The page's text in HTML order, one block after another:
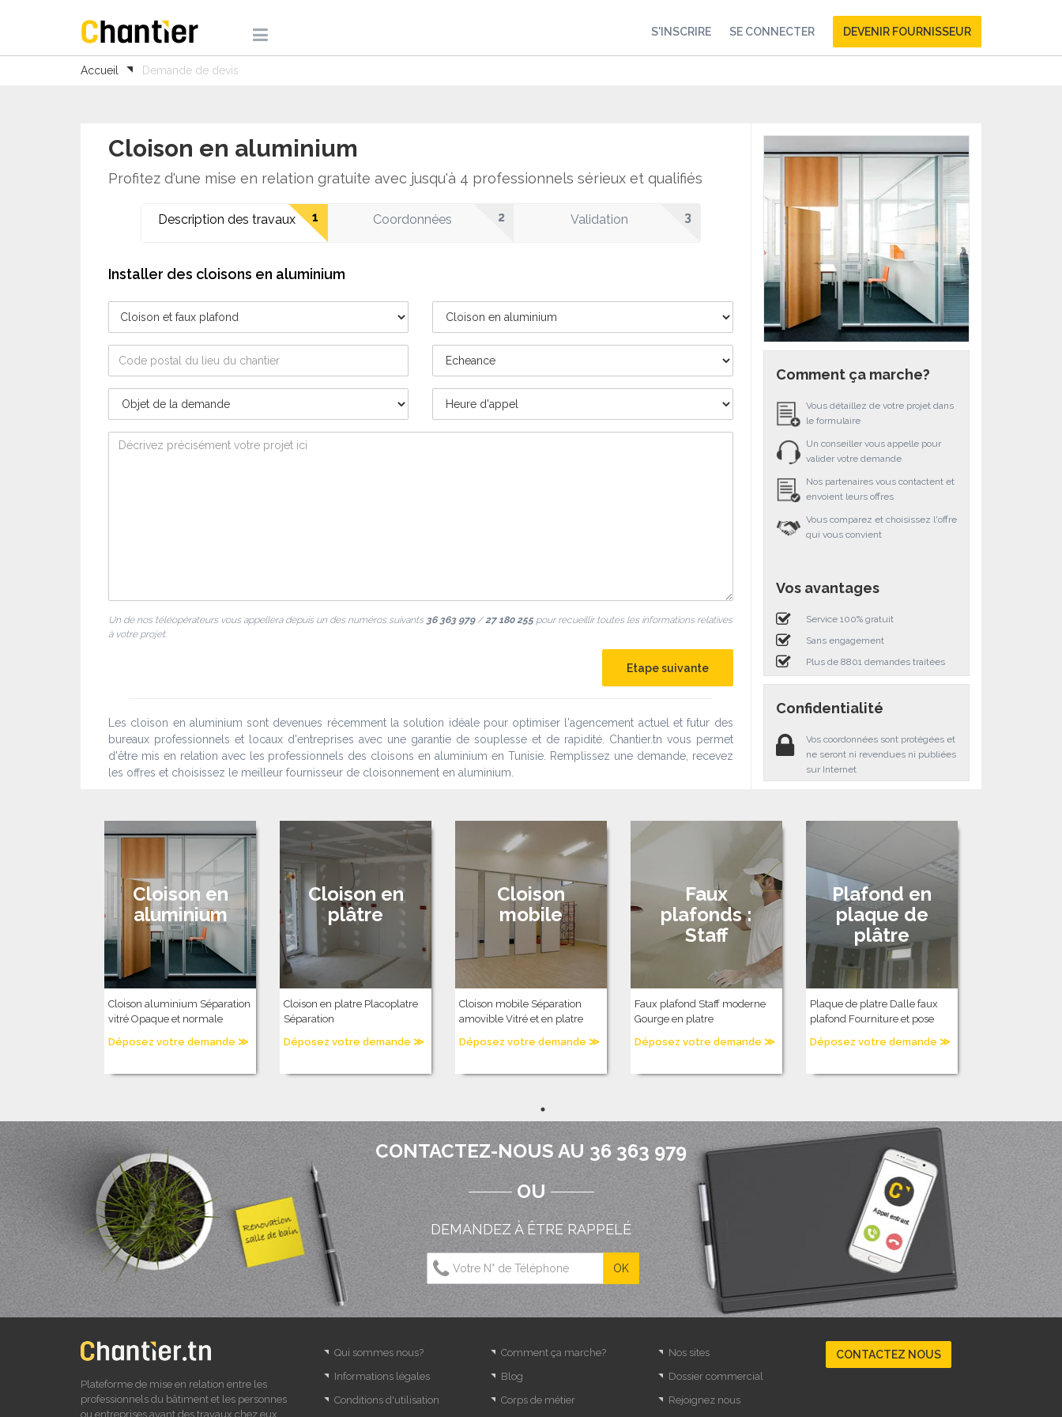
S'INSCRIRE SE CONNECTER DEVENIR FOURNISSEUR
Accueil Demande de devis
Cloison en aluminium
Profitez d'une mise en relation gratuite avec jusqu'à 4 professionnels sérieux et qualifiés
Description des travaux 1 Coordonnées 2 Validation 3
Installer des cloisons en aluminium
Un de nos téléopérateurs vous appellera depuis un des numéros suivants 36 363 979/27 180 255pour recueillir toutes les informations relatives
à votre projet.
Les cloison en aluminium sont devenues récemment la solution idéale pour optimiser l'agencement actuel et futur des
bureaux professionnels et locaux d'entreprises avec une garantie de souplesse et de rapidité. Chantier.tn vous permet
d'être mis en relation avec les professionnels des cloisons en aluminium en Tunisie. Remplissez une demande, recevez
les offres et choisissez le meilleur fournisseur de cloisonnement en aluminium.
Comment ça marche?
Vous détaillez de votre projet dans
le formulaire
Un conseiller vous appelle pour
valider votre demande
Nos partenaires vous contactent et
envoient leurs offres
Vous comparez et choisissez l'offre
qui vous convient
Vos avantages
Service 100% gratuit
Sans engagement
Plus de 8801 demandes traitées
Confidentialité
Vos coordonnées sont protégées et
ne seront ni revendues ni publiées
sur Internet
Cloison en
aluminium
Cloison aluminium Séparation
vitré Opaque et normale
Déposez votre demande ≫
Cloison en
plâtre
Cloison en platre Placoplatre
Séparation
Déposez votre demande ≫
Cloison
mobile
Cloison mobile Séparation
amovible Vitré et en platre
Déposez votre demande ≫
Faux
plafonds :
Staff
Faux plafond Staff moderne
Gourge en platre
Déposez votre demande ≫
Plafond en
plaque de
plâtre
Plaque de platre Dalle faux
plafond Fourniture et pose
Déposez votre demande ≫
CONTACTEZ-NOUS AU 36 363 979
OU
DEMANDEZ À ÊTRE RAPPELÉ
Plateforme de mise en relation entre les
professionnels du bâtiment et les personnes
ou entreprises ayant des travaux chez eux.
Qui sommes nous?
Informations légales
Conditions d'utilisation
Comment ça marche?
Blog
Corps de métier
Nos sites
Dossier commercial
Rejoignez nous
CONTACTEZ NOUS